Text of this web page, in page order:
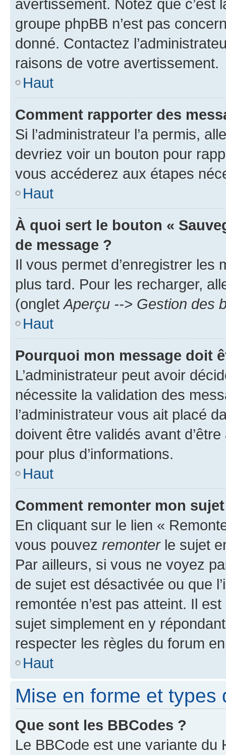
avertissement. Notez que c’est
groupe phpBB n’est pas
donné. Contactez
raisons de votre avertissement.
Haut
Comment rapporter des
Si l’administrateur l’a permis,
devriez voir un bouton pour
vous accéderez aux étapes
Haut
À quoi sert le bouton «
de message ?
Il vous permet d’enregistrer
plus tard. Pour les recharger,
(onglet Aperçu --> Gestion des
Haut
Pourquoi mon message doit
L’administrateur peut avoir
nécessite la validation des
l’administrateur vous ait placé
doivent être validés avant
pour plus d’informations.
Haut
Comment remonter mon
En cliquant sur le lien «
vous pouvez remonterle sujet
Par ailleurs, si vous ne voyez
de sujet est désactivée ou que
remontée n’est pas atteint. Il
sujet simplement en y
respecter les règles du forum
Haut
Mise en forme et types
Que sont les BBCodes ?
Le BBCode est une variante du